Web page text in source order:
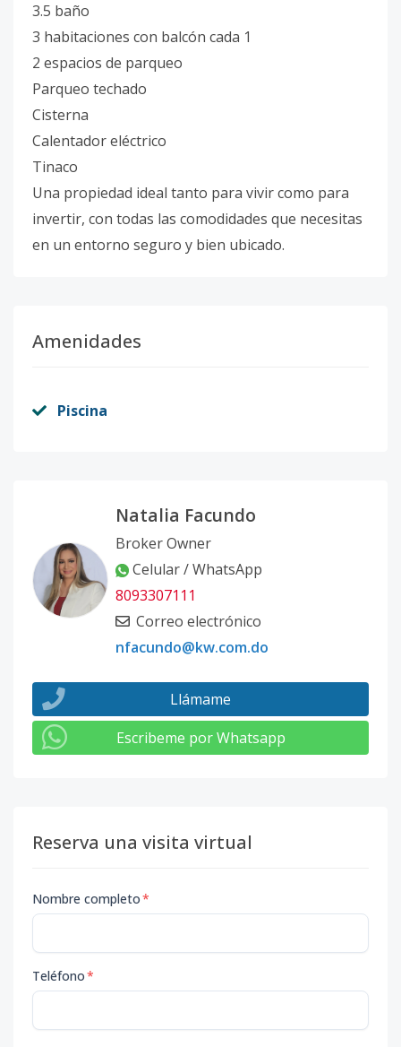
3.5 baño
3 habitaciones con balcón cada 1
2 espacios de parqueo
Parqueo techado
Cisterna
Calentador eléctrico
Tinaco
Una propiedad ideal tanto para vivir como para
invertir, con todas las comodidades que necesitas
en un entorno seguro y bien ubicado.
Amenidades
Piscina
Natalia Facundo
Broker Owner
Celular / WhatsApp
8093307111
Correo electrónico
nfacundo@kw.com.do
Llámame
Escribeme por Whatsapp
Reserva una visita virtual
Nombre completo*
Teléfono*